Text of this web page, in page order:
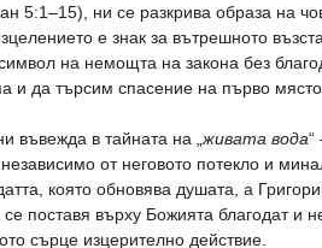
ни се разкрива образа на
е знак за вътрешното
на немощта на закона без
и да търсим спасение на първо
в тайната на „ живата вода“
от неговото потекло и
която обновява душата, а
се поставя върху Божията благодат
сърце изцерително действие.